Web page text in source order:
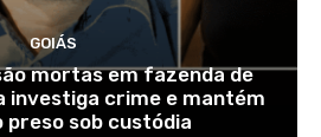
GOIÁS
mortas em fazenda de
investiga crime e mantém
preso sob custódia